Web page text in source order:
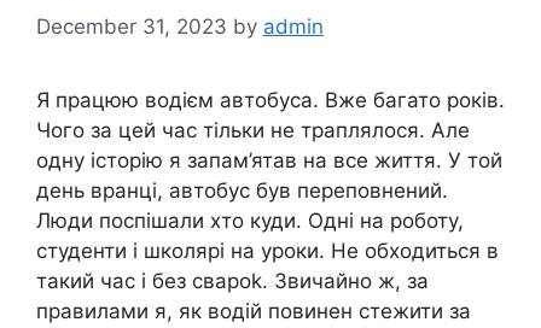
December 31, 2023 by admin
Я працюю водієм автобуса. Вже багато років.
Чого за цей час тільки не траплялося. Але
одну історію я запам’ятав на все життя. У той
день вранці, автобус був переповнений.
Люди поспішали хто куди. Одні на роботу,
студенти і школярі на уроки. Не обходиться в
такий час і без свароk. Звичайно ж, за
правилами я, як водій повинен стежити за